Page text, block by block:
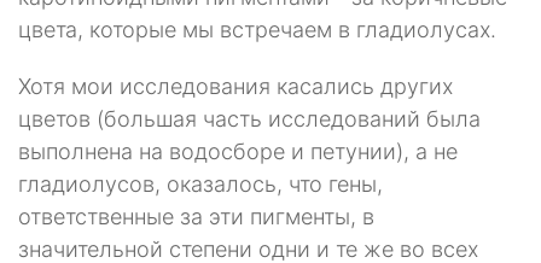
цвета, которые мы встречаем в гла­диолусах.
Хотя мои исследования касались других
цветов (большая часть ис­следований была
выполнена на водосборе и петунии), а не
гладиолусов, оказалось, что гены,
ответственные за эти пигменты, в
значительной степени одни и те же во всех